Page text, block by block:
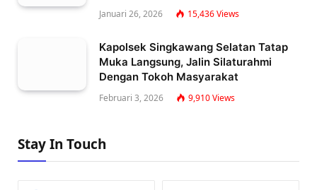
Januari 26, 2026 15,436Views
Kapolsek Singkawang Selatan Tatap
Muka Langsung, Jalin Silaturahmi
Dengan Tokoh Masyarakat
Februari 3, 2026 9,910Views
Stay In Touch